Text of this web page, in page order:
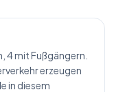
4 mit Fußgängern.
erzeugen
in diesem